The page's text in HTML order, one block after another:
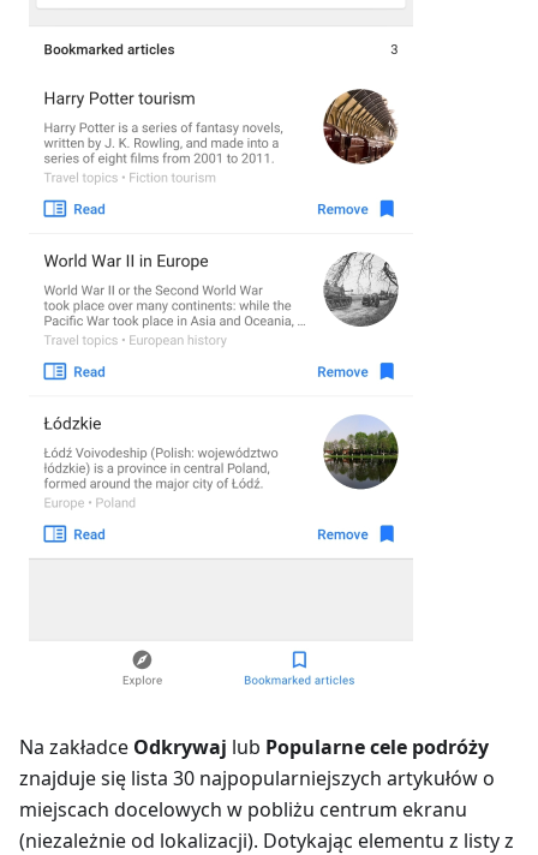
Na zakładce Odkrywaj lub Popularne cele podróży
znajduje się lista 30 najpopularniejszych artykułów o
miejscach docelowych w pobliżu centrum ekranu
(niezależnie od lokalizacji). Dotykając elementu z listy z